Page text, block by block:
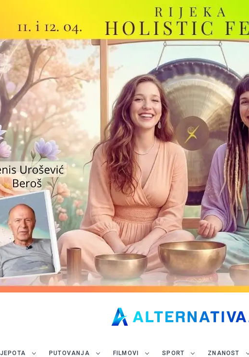
PUTOVANJA FILMOVI SPORT ZNANOST